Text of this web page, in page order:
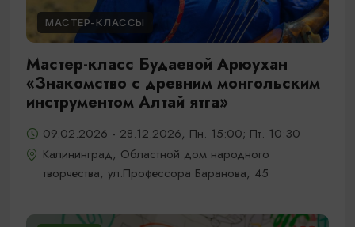
МАСТЕР-КЛАССЫ
Мастер-класс Будаевой Арюухан
«Знакомство с древним монгольским
инструментом Алтай ятга»
09.02.2026 - 28.12.2026, Пн. 15:00; Пт. 10:30
Калининград, Областной дом народного
творчества, ул.Профессора Баранова, 45